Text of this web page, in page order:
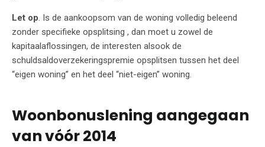
Let op. Is de aankoopsom van de woning volledig beleend
zonder specifieke opsplitsing , dan moet u zowel de
kapitaalaflossingen, de interesten alsook de
schuldsaldoverzekeringspremie opsplitsen tussen het deel
“eigen woning” en het deel “niet-eigen” woning.
Woonbonuslening aangegaan
van vóór 2014